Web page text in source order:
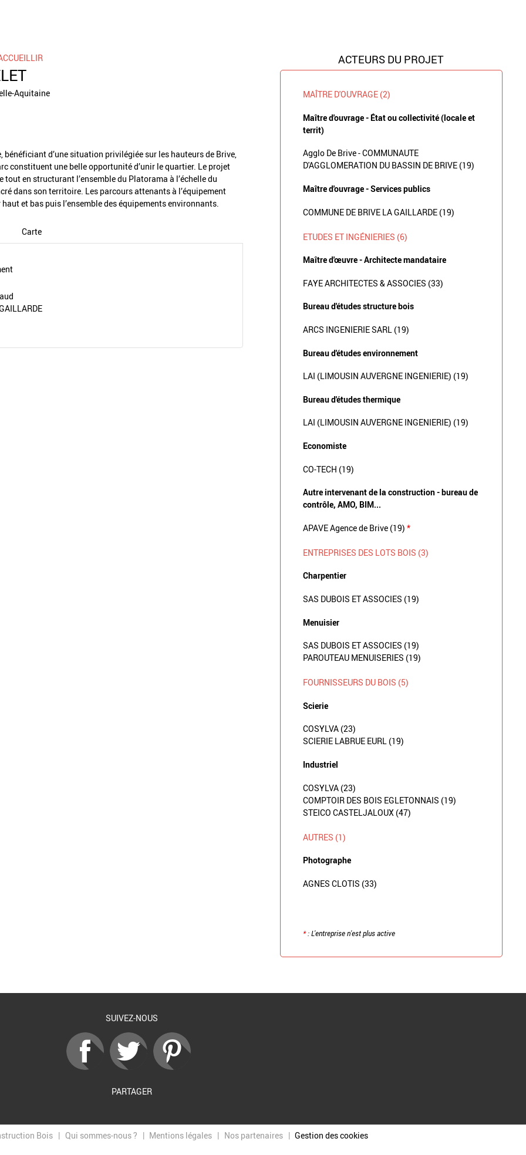
Aquitaine
d’une situation privilégiée sur les hauteurs de Brive,
constituent une belle opportunité d’unir le quartier. Le projet
en structurant l’ensemble du Platorama à l’échelle du
dans son territoire. Les parcours attenants à l’équipement
et bas puis l’ensemble des équipements environnants.
Carte
ACTEURS DU PROJET
MAÎTRE D'OUVRAGE (2)
Maître d'ouvrage - État ou collectivité (locale et
territ)
Agglo De Brive - COMMUNAUTE
D'AGGLOMERATION DU BASSIN DE BRIVE (19)
Maître d'ouvrage - Services publics
COMMUNE DE BRIVE LA GAILLARDE (19)
ETUDES ET INGÉNIERIES (6)
Maître d'œuvre - Architecte mandataire
FAYE ARCHITECTES & ASSOCIES (33)
Bureau d'études structure bois
ARCS INGENIERIE SARL (19)
Bureau d'études environnement
LAI (LIMOUSIN AUVERGNE INGENIERIE) (19)
Bureau d'études thermique
LAI (LIMOUSIN AUVERGNE INGENIERIE) (19)
Economiste
CO-TECH (19)
Autre intervenant de la construction - bureau de
contrôle, AMO, BIM...
APAVE Agence de Brive (19) *
ENTREPRISES DES LOTS BOIS (3)
Charpentier
SAS DUBOIS ET ASSOCIES (19)
Menuisier
SAS DUBOIS ET ASSOCIES (19)
PAROUTEAU MENUISERIES (19)
FOURNISSEURS DU BOIS (5)
Scierie
COSYLVA (23)
SCIERIE LABRUE EURL (19)
Industriel
COSYLVA (23)
COMPTOIR DES BOIS EGLETONNAIS (19)
STEICO CASTELJALOUX (47)
AUTRES (1)
Photographe
AGNES CLOTIS (33)
*: L'entreprise n'est plus active
SUIVEZ-NOUS
PARTAGER
Bois Qui sommes-nous ? Mentions légales Nos partenaires Gestion des cookies